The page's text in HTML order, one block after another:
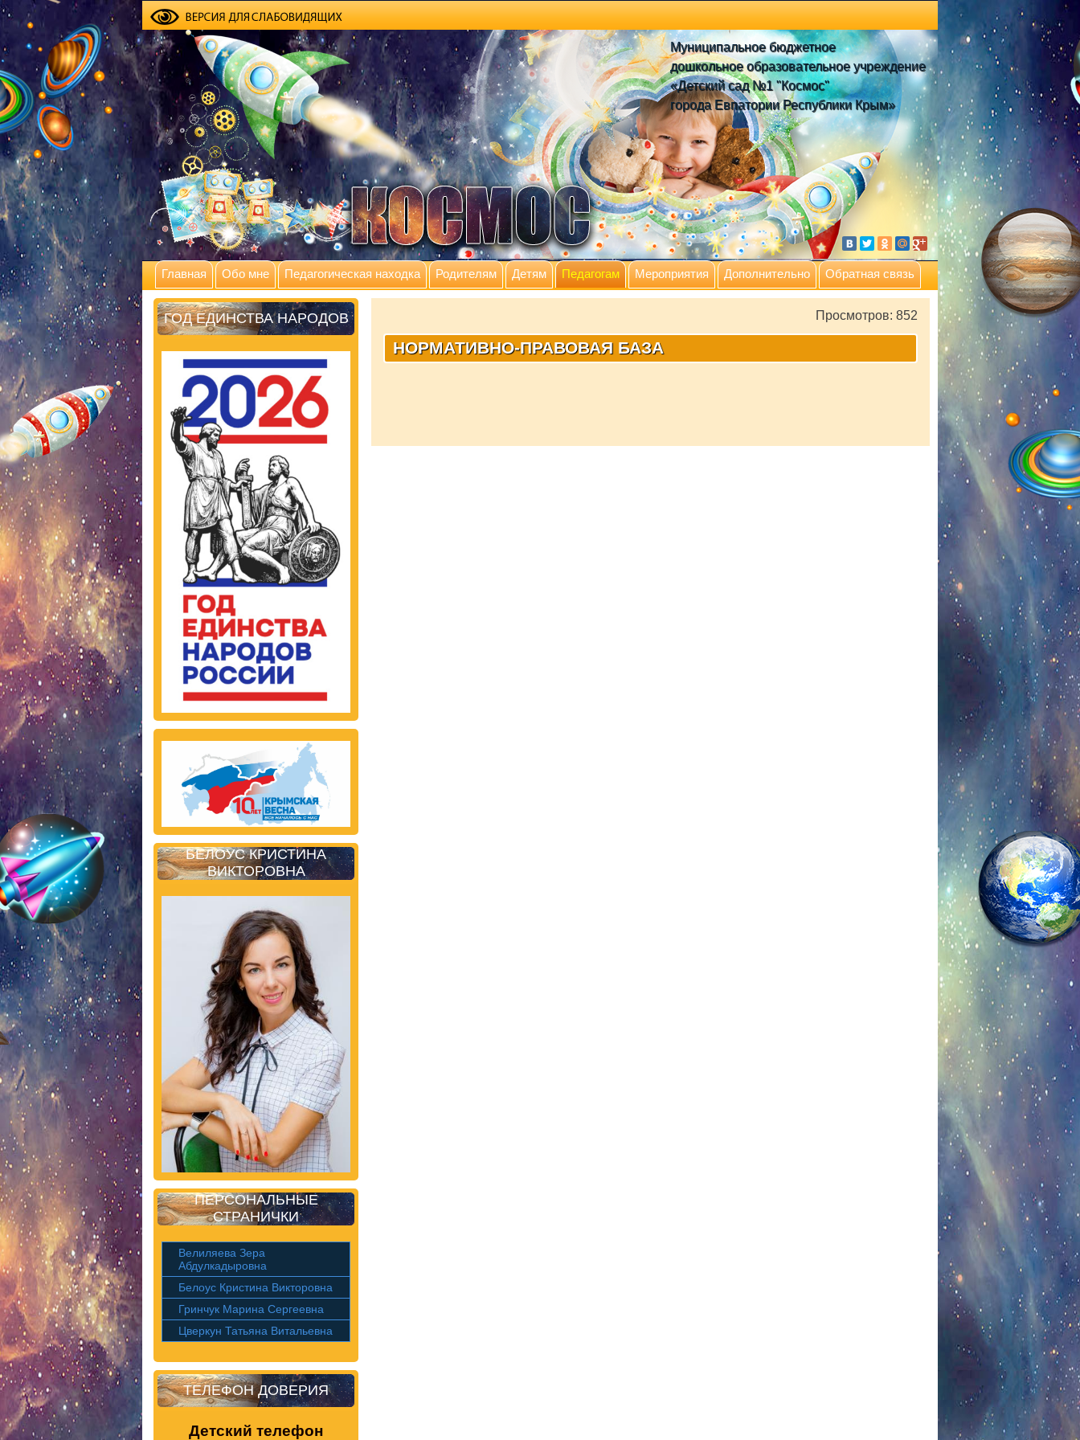
Муниципальное бюджетное
дошкольное образовательное учреждение
«Детский сад №1 "Космос"
города Евпатории Республики Крым»
Главная Обо мне Педагогическая находка Родителям Детям Педагогам Мероприятия Дополнительно Обратная связь
ГОД ЕДИНСТВА НАРОДОВ
БЕЛОУС КРИСТИНА
ВИКТОРОВНА
ПЕРСОНАЛЬНЫЕ
СТРАНИЧКИ
Велиляева Зера
Абдулкадыровна
Белоус Кристина Викторовна
Гринчук Марина Сергеевна
Цверкун Татьяна Витальевна
ТЕЛЕФОН ДОВЕРИЯ
Детский телефон
Просмотров: 852
НОРМАТИВНО-ПРАВОВАЯ БАЗА